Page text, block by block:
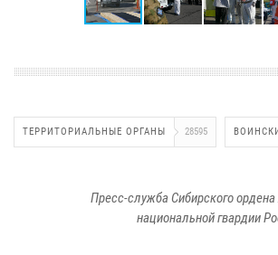
ТЕРРИТОРИАЛЬНЫЕ ОРГАНЫ 28595
Пресс-служба Сибирского
национальной гвардии